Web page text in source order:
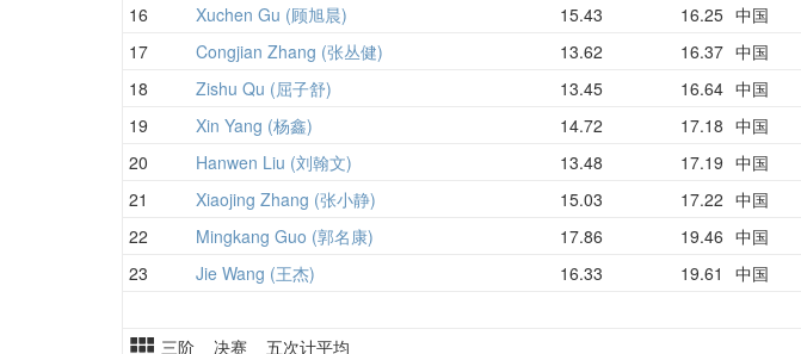
16 Xuchen Gu (顾旭晨) 15.43 16.25 中国
17 Congjian Zhang (张丛健) 13.62 16.37 中国
18 Zishu Qu (屈子舒) 13.45 16.64 中国
19 Xin Yang (杨鑫) 14.72 17.18 中国
20 Hanwen Liu (刘翰文) 13.48 17.19 中国
21 Xiaojing Zhang (张小静) 15.03 17.22 中国
22 Mingkang Guo (郭名康) 17.86 19.46 中国
23 Jie Wang (王杰) 16.33 19.61 中国
三阶 决赛 五次计平均